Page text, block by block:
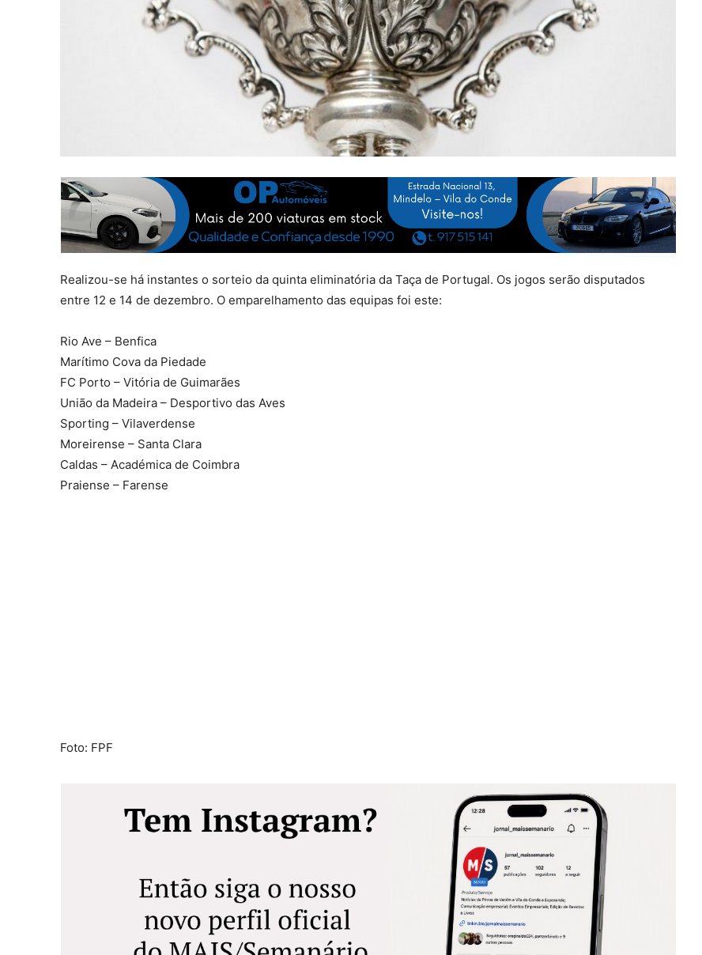
Realizou-se há instantes o sorteio da quinta eliminatória da Taça de Portugal. Os jogos serão disputados
entre 12 e 14 de dezembro. O emparelhamento das equipas foi este:
Rio Ave – Benfica
Marítimo Cova da Piedade
FC Porto – Vitória de Guimarães
União da Madeira – Desportivo das Aves
Sporting – Vilaverdense
Moreirense – Santa Clara
Caldas – Académica de Coimbra
Praiense – Farense
Foto: FPF